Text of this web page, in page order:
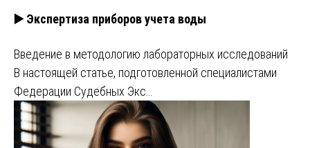
▶️ Экспертиза приборов учета воды
Введение в методологию лабораторных исследований
В настоящей статье, подготовленной специалистами
Федерации Судебных Экс…